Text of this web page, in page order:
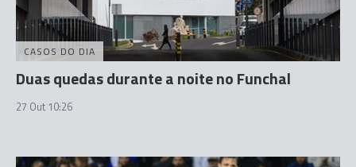
CASOS DO DIA
Duas quedas durante a noite no Funchal
27 Out 10:26